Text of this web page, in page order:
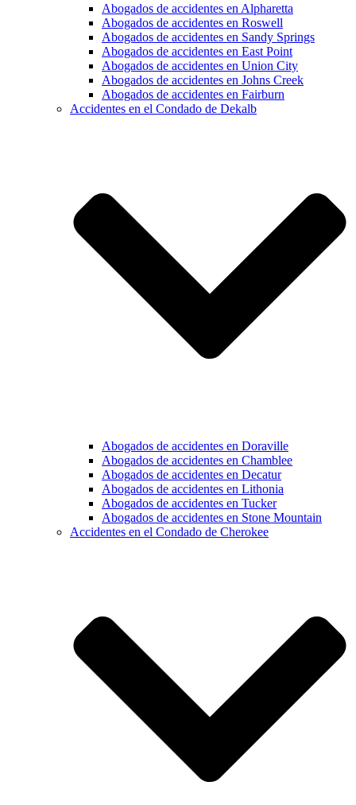
Abogados de accidentes en Alpharetta
Abogados de accidentes en Roswell
Abogados de accidentes en Sandy Springs
Abogados de accidentes en East Point
Abogados de accidentes en Union City
Abogados de accidentes en Johns Creek
Abogados de accidentes en Fairburn
Accidentes en el Condado de Dekalb
Abogados de accidentes en Doraville
Abogados de accidentes en Chamblee
Abogados de accidentes en Decatur
Abogados de accidentes en Lithonia
Abogados de accidentes en Tucker
Abogados de accidentes en Stone Mountain
Accidentes en el Condado de Cherokee